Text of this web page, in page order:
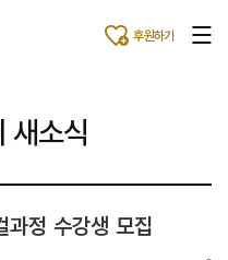
후원하기
새소식
정 수강생 모집